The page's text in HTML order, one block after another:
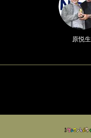
原悦生